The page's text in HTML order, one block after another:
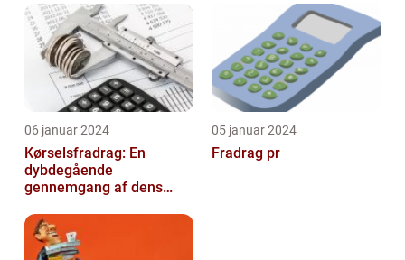
06 januar 2024
Kørselsfradrag: En
dybdegående
gennemgang af dens
over tid
05 januar 2024
Fradrag pr